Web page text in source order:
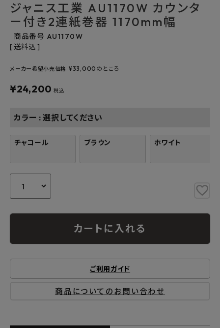
カテゴリーから選ぶ
メーカーから選ぶ
よくあるご質問
メルマガ登録
特定商取引法について
プライバシーポリシー
ジャニス工業 AU1170W カウンタ
ー付き2連紙巻器 1170mm幅
商品番号 AU1170W
送料込
メーカー希望小売価格 ¥ 33,000 のところ
¥24,200 税込
カラー 選択してください
チャコール ブラウン ホワイト
カートに入れる
ご利用ガイド
商品についてのお問い合わせ